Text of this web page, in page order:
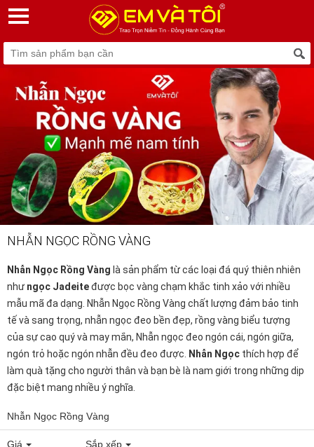
NHẪN NGỌC RỒNG VÀNG
Nhẫn Ngọc Rồng Vàng là sản phẩm từ các loại đá quý thiên nhiên
như ngọc Jadeiteđược bọc vàng chạm khắc tinh xảo với nhiều
mẫu mã đa dạng. Nhẫn Ngọc Rồng Vàng chất lượng đảm bảo tinh
tế và sang trọng, nhẫn ngọc đeo bền đẹp, rồng vàng biểu tượng
của sự cao quý và may mắn, Nhẫn ngọc đeo ngón cái, ngón giữa,
ngón trỏ hoặc ngón nhẫn đều đeo được.
Nhẫn Ngọc thích hợp để
làm quà tặng cho người thân và bạn bè là nam giới trong những dịp
đặc biệt mang nhiều ý nghĩa.
Nhẫn Ngọc Rồng Vàng
Giá Sắp xếp